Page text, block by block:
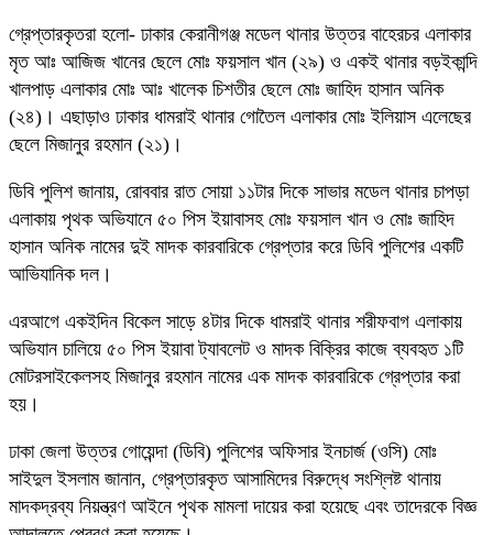
গ্রেপ্তারকৃতরা হলো- ঢাকার কেরানীগঞ্জ মডেল থানার উত্তর বাহেরচর এলাকার
মৃত আঃ আজিজ খানের ছেলে মোঃ ফয়সাল খান (২৯) ও একই থানার বড়ইকান্দি
খালপাড় এলাকার মোঃ আঃ খালেক চিশতীর ছেলে মোঃ জাহিদ হাসান অনিক
(২৪)। এছাড়াও ঢাকার ধামরাই থানার গোতৈল এলাকার মোঃ ইলিয়াস এলেছের
ছেলে মিজানুর রহমান (২১)।
ডিবি পুলিশ জানায়, রোববার রাত সোয়া ১১টার দিকে সাভার মডেল থানার চাপড়া
এলাকায় পৃথক অভিযানে ৫০ পিস ইয়াবাসহ মোঃ ফয়সাল খান ও মোঃ জাহিদ
হাসান অনিক নামের দুই মাদক কারবারিকে গ্রেপ্তার করে ডিবি পুলিশের একটি
আভিযানিক দল।
এরআগে একইদিন বিকেল সাড়ে ৪টার দিকে ধামরাই থানার শরীফবাগ এলাকায়
অভিযান চালিয়ে ৫০ পিস ইয়াবা ট্যাবলেট ও মাদক বিক্রির কাজে ব্যবহৃত ১টি
মোটরসাইকেলসহ মিজানুর রহমান নামের এক মাদক কারবারিকে গ্রেপ্তার করা
হয়।
ঢাকা জেলা উত্তর গোয়েন্দা (ডিবি) পুলিশের অফিসার ইনচার্জ (ওসি) মোঃ
সাইদুল ইসলাম জানান, গ্রেপ্তারকৃত আসামিদের বিরুদ্ধে সংশ্লিষ্ট থানায়
মাদকদ্রব্য নিয়ন্ত্রণ আইনে পৃথক মামলা দায়ের করা হয়েছে এবং তাদেরকে বিজ্ঞ